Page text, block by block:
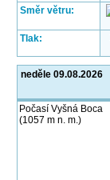
Směr větru:
Tlak:
neděle 09.08.2026
Počasí Vyšná Boca
(1057 m n. m.)